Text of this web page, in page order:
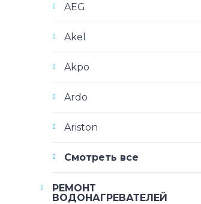
AEG
Akel
Akpo
Ardo
Ariston
Смотреть все
РЕМОНТ
ВОДОНАГРЕВАТЕЛЕЙ